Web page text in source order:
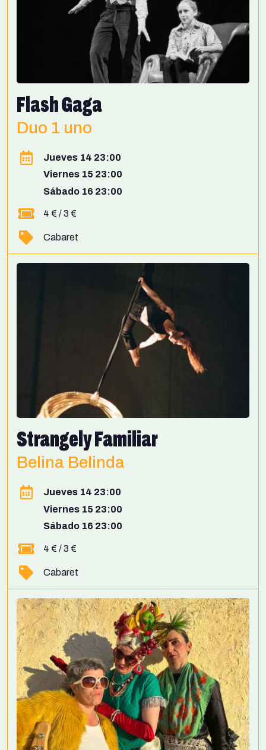
Flash Gaga
Duo 1 uno
Jueves 14 23:00
Viernes 15 23:00
Sábado 16 23:00
4 € / 3 €
Cabaret
Strangely Familiar
Belina Belinda
Jueves 14 23:00
Viernes 15 23:00
Sábado 16 23:00
4 € / 3 €
Cabaret